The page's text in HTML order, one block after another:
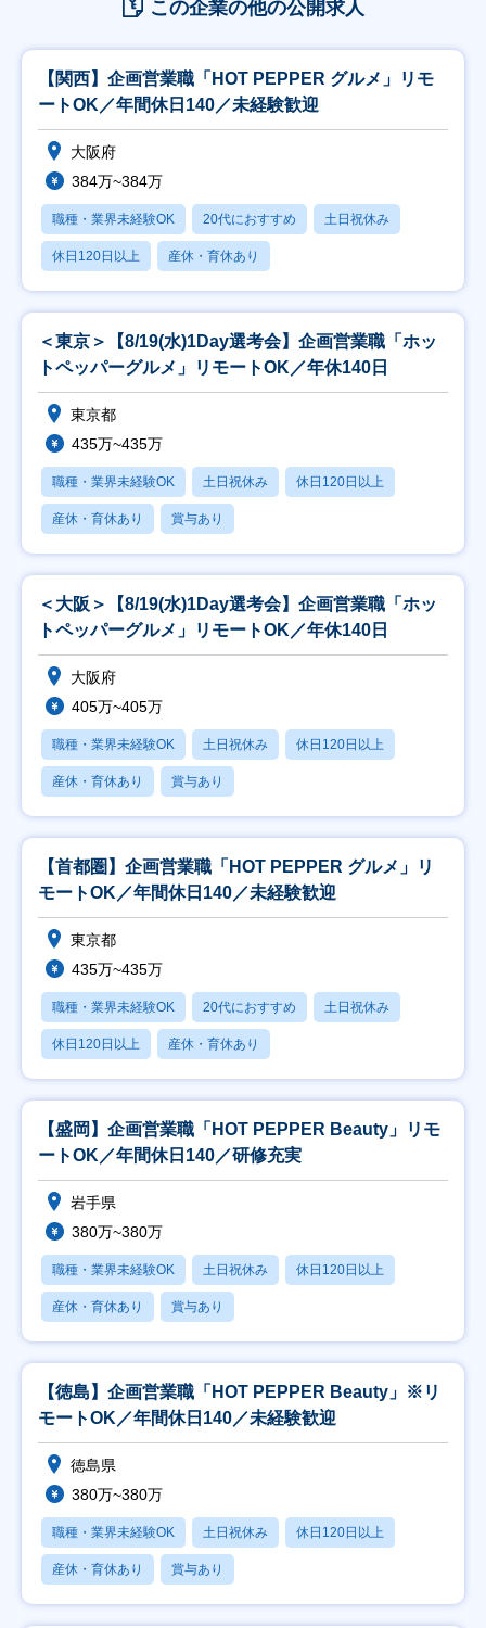
この企業の他の公開求人
【関西】企画営業職「HOT PEPPER グルメ」リモ
ートOK／年間休日140／未経験歓迎
大阪府
384万~384万
職種・業界未経験OK 20代におすすめ 土日祝休み
休日120日以上 産休・育休あり
＜東京＞【8/19(水)1Day選考会】企画営業職「ホッ
トペッパーグルメ」リモートOK／年休140日
東京都
435万~435万
職種・業界未経験OK 土日祝休み 休日120日以上
産休・育休あり 賞与あり
＜大阪＞【8/19(水)1Day選考会】企画営業職「ホッ
トペッパーグルメ」リモートOK／年休140日
大阪府
405万~405万
職種・業界未経験OK 土日祝休み 休日120日以上
産休・育休あり 賞与あり
【首都圏】企画営業職「HOT PEPPER グルメ」リ
モートOK／年間休日140／未経験歓迎
東京都
435万~435万
職種・業界未経験OK 20代におすすめ 土日祝休み
休日120日以上 産休・育休あり
【盛岡】企画営業職「HOT PEPPER Beauty」リモ
ートOK／年間休日140／研修充実
岩手県
380万~380万
職種・業界未経験OK 土日祝休み 休日120日以上
産休・育休あり 賞与あり
【徳島】企画営業職「HOT PEPPER Beauty」※リ
モートOK／年間休日140／未経験歓迎
徳島県
380万~380万
職種・業界未経験OK 土日祝休み 休日120日以上
産休・育休あり 賞与あり